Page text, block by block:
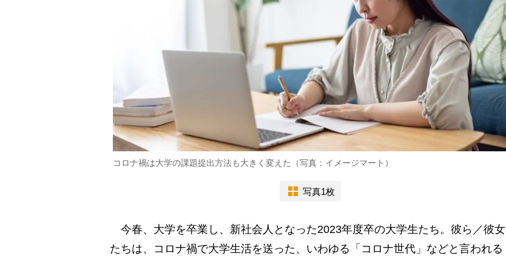
コロナ禍は大学の課題提出方法も大きく変えた（写真：イメージマート）
写真1枚
今春、大学を卒業し、新社会人となった2023年度卒の大学生たち。彼ら／彼女
たちは、コロナ禍で大学生活を送った、いわゆる「コロナ世代」などと言われる